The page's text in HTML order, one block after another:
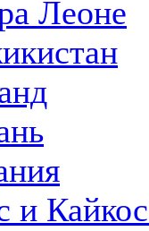
Леоне
и